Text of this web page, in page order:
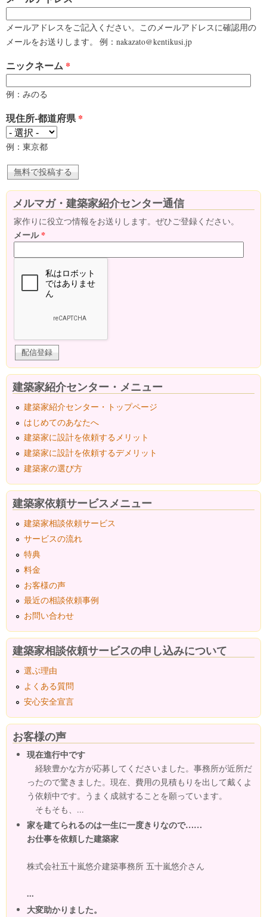
メールアドレスをご記入ください。このメールアドレスに確認用の
メールをお送りします。 例：nakazato@kentikusi.jp
ニックネーム *
例：みのる
現住所-都道府県*
例：東京都
メルマガ・建築家紹介センター通信
家作りに役立つ情報をお送りします。ぜひご登録ください。
メール*
建築家紹介センター・メニュー
建築家紹介センター・トップページ
はじめてのあなたへ
建築家に設計を依頼するメリット
建築家に設計を依頼するデメリット
建築家の選び方
建築家依頼サービスメニュー
建築家相談依頼サービス
サービスの流れ
特典
料金
お客様の声
最近の相談依頼事例
お問い合わせ
建築家相談依頼サービスの申し込みについて
選ぶ理由
よくある質問
安心安全宣言
お客様の声
現在進行中です
経験豊かな方が応募してくださいました。事務所が近所だ
ったので驚きました。現在、費用の見積もりを出して戴くよ
う依頼中です。うまく成就することを願っています。
そもそも、...
家を建てられるのは一生に一度きりなので……
お仕事を依頼した建築家
株式会社五十嵐悠介建築事務所 五十嵐悠介さん
...
大変助かりました。